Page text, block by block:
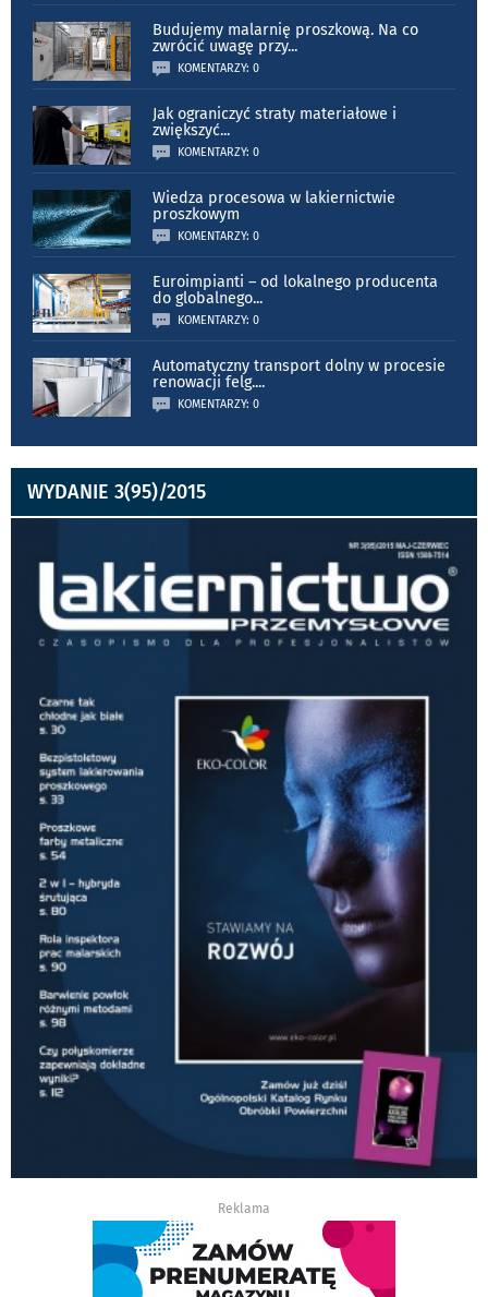
Budujemy malarnię proszkową. Na co
zwrócić uwagę przy...
KOMENTARZY: 0
Jak ograniczyć straty materiałowe i
zwiększyć...
KOMENTARZY: 0
Wiedza procesowa w lakiernictwie
proszkowym
KOMENTARZY: 0
Euroimpianti – od lokalnego producenta
do globalnego...
KOMENTARZY: 0
Automatyczny transport dolny w procesie
renowacji felg....
KOMENTARZY: 0
WYDANIE 3(95)/2015
Reklama